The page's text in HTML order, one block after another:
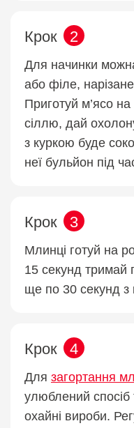
Крок 2
Для начинки
або філе,
Приготуй м’ясо на
сіллю, дай
з куркою буде
неї бульйон під
Крок 3
Млинці готуй на
15 секунд тримай
ще по 30 секунд з
Крок 4
Для загортання
улюблений спосіб
охайні вироби.